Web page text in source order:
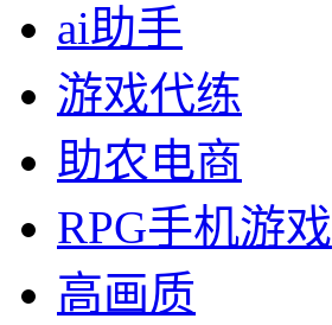
ai助手
游戏代练
助农电商
RPG手机游戏
高画质